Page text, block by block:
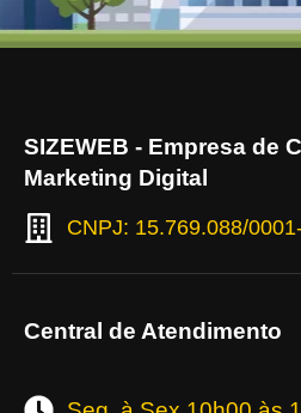
SIZEWEB - Empresa de
Marketing Digital
CNPJ: 15.769.088/
Central de Atendimento